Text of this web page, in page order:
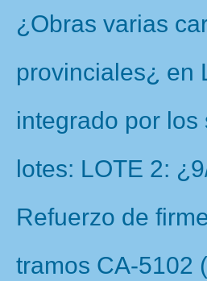
¿Obras varias
provinciales¿ en
integrado por los
lotes: LOTE 2:
Refuerzo de
tramos CA-5102